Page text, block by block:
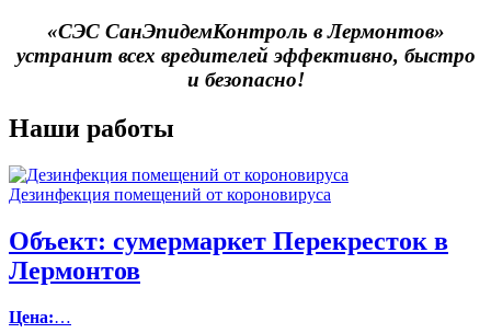
«СЭС СанЭпидемКонтроль в Лермонтов»
устранит всех вредителей эффективно, быстро
и безопасно!
Наши работы
Дезинфекция помещений от короновируса
Объект: сумермаркет Перекресток в
Лермонтов
Цена:…